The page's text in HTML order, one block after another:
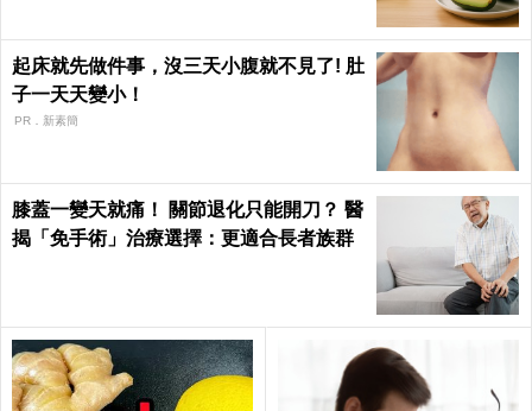
起床就先做件事，沒三天小腹就不見了! 肚
子一天天變小！
PR．新素簡
膝蓋一變天就痛！ 關節退化只能開刀？ 醫
揭「免手術」治療選擇：更適合長者族群